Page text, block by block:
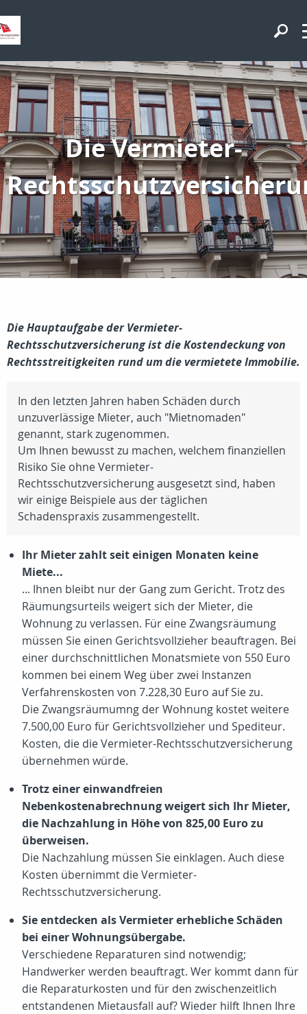
Die Vermieter-
Die Hauptaufgabe der Vermieter-
Rechtsschutzversicherung ist die Kostendeckung von
Rechtsstreitigkeiten rund um die vermietete Immobilie.
In den letzten Jahren haben Schäden durch
unzuverlässige Mieter, auch "Mietnomaden"
genannt, stark zugenommen.
Um Ihnen bewusst zu machen, welchem finanziellen
Risiko Sie ohne Vermieter-
Rechtsschutzversicherung ausgesetzt sind, haben
wir einige Beispiele aus der täglichen
Schadenspraxis zusammengestellt.
Ihr Mieter zahlt seit einigen Monaten keine
Miete...
... Ihnen bleibt nur der Gang zum Gericht. Trotz des
Räumungsurteils weigert sich der Mieter, die
Wohnung zu verlassen. Für eine Zwangsräumung
müssen Sie einen Gerichtsvollzieher beauftragen. Bei
einer durchschnittlichen Monatsmiete von 550 Euro
kommen bei einem Weg über zwei Instanzen
Verfahrenskosten von 7.228,30 Euro auf Sie zu.
Die Zwangsräumumng der Wohnung kostet weitere
7.500,00 Euro für Gerichtsvollzieher und Spediteur.
Kosten, die die Vermieter-Rechtsschutzversicherung
übernehmen würde.
Trotz einer einwandfreien
Nebenkostenabrechnung weigert sich Ihr Mieter,
die Nachzahlung in Höhe von 825,00 Eurozu
überweisen.
Die Nachzahlung müssen Sie einklagen. Auch diese
Kosten übernimmt die Vermieter-
Rechtsschutzversicherung.
Sie entdecken als Vermieter erhebliche Schäden
bei einer Wohnungsübergabe.
Verschiedene Reparaturen sind notwendig;
Handwerker werden beauftragt. Wer kommt dann für
die Reparaturkosten und für den zwischenzeitlich
entstandenen Mietausfall auf? Wieder hilft Ihnen Ihre